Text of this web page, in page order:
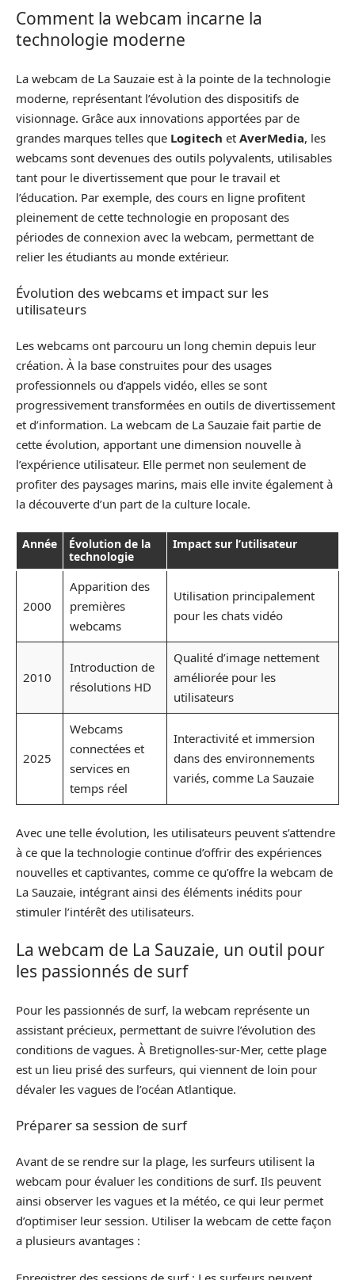
Comment la webcam incarne la
technologie moderne
La webcam de La Sauzaie est à la pointe de la technologie
moderne, représentant l’évolution des dispositifs de
visionnage. Grâce aux innovations apportées par de
grandes marques telles que Logitech et AverMedia, les
webcams sont devenues des outils polyvalents, utilisables
tant pour le divertissement que pour le travail et
l’éducation. Par exemple, des cours en ligne profitent
pleinement de cette technologie en proposant des
périodes de connexion avec la webcam, permettant de
relier les étudiants au monde extérieur.
Évolution des webcams et impact sur les
utilisateurs
Les webcams ont parcouru un long chemin depuis leur
création. À la base construites pour des usages
professionnels ou d’appels vidéo, elles se sont
progressivement transformées en outils de divertissement
et d’information. La webcam de La Sauzaie fait partie de
cette évolution, apportant une dimension nouvelle à
l’expérience utilisateur. Elle permet non seulement de
profiter des paysages marins, mais elle invite également à
la découverte d’un part de la culture locale.
Année
Évolution de la
technologie
Impact sur l’utilisateur
2000
Apparition des
premières
webcams
Utilisation principalement
pour les chats vidéo
2010
Introduction de
résolutions HD
Qualité d’image nettement
améliorée pour les
utilisateurs
2025
Webcams
connectées et
services en
temps réel
Interactivité et immersion
dans des environnements
variés, comme La Sauzaie
Avec une telle évolution, les utilisateurs peuvent s’attendre
à ce que la technologie continue d’offrir des expériences
nouvelles et captivantes, comme ce qu’offre la webcam de
La Sauzaie, intégrant ainsi des éléments inédits pour
stimuler l’intérêt des utilisateurs.
La webcam de La Sauzaie, un outil pour
les passionnés de surf
Pour les passionnés de surf, la webcam représente un
assistant précieux, permettant de suivre l’évolution des
conditions de vagues. À Bretignolles-sur-Mer, cette plage
est un lieu prisé des surfeurs, qui viennent de loin pour
dévaler les vagues de l’océan Atlantique.
Préparer sa session de surf
Avant de se rendre sur la plage, les surfeurs utilisent la
webcam pour évaluer les conditions de surf. Ils peuvent
ainsi observer les vagues et la météo, ce qui leur permet
d’optimiser leur session. Utiliser la webcam de cette façon
a plusieurs avantages :